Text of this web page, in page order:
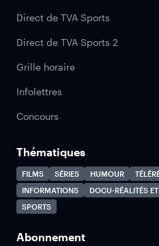
Direct de TVA Sports
Direct de TVA Sports 2
Grille horaire
Infolettres
Concours
Thématiques
FILMS SÉRIES HUMOUR
INFORMATIONS
DOCU-RÉALITÉS
SPORTS
Abonnement